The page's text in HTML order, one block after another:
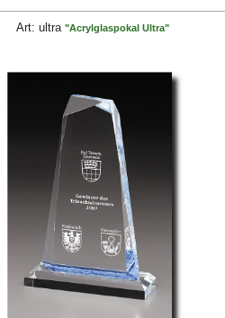
Art: ultra "Acrylglaspokal Ultra"